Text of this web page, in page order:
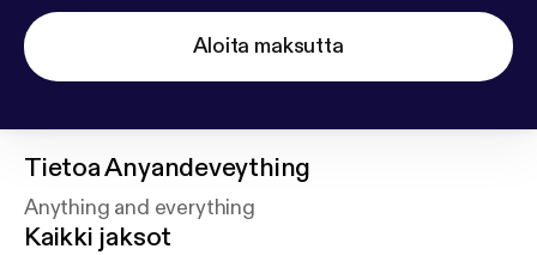
Aloita maksutta
TietoaAnyandeveything
Anything and everything
Kaikki jaksot